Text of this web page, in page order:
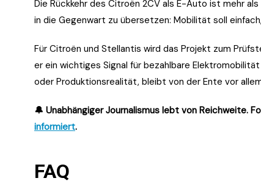
Die Rückkehr des Citroën 2CV als E-Auto ist mehr
in die Gegenwart zu übersetzen: Mobilität soll
Für Citroën und Stellantis wird das Projekt zum
er ein wichtiges Signal für bezahlbare
oder Produktionsrealität, bleibt von der Ente vor
🔔 Unabhängiger Journalismus lebt von Reichweite.
informiert.
FAQ